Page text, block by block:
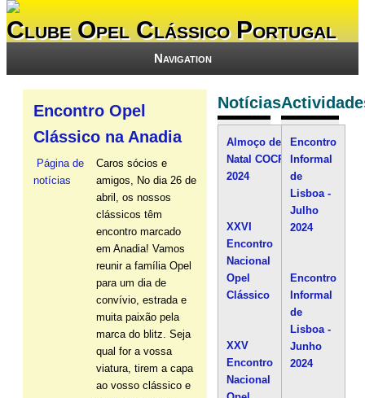
Clube Opel Clássico Portugal
Navigation
Encontro Opel
Clássico na Anadia
Página de
notícias
Caros sócios e
amigos, No dia 26 de
abril, os nossos
clássicos têm
encontro marcado
em Anadia! Vamos
reunir a família Opel
para um dia de
convívio, estrada e
muita paixão pela
marca do blitz. Seja
qual for a vossa
viatura, tirem a capa
ao vosso clássico e
Notícias
Almoço de
Natal COCP
2024
XXVI
Encontro
Nacional
Opel
Clássico
XXV
Encontro
Nacional
Encontro
Informal
de
Lisboa -
Julho
2024
Encontro
Informal
de
Lisboa -
Junho
2024